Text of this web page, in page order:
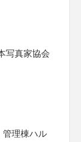
写真家協会
管理棟ハル